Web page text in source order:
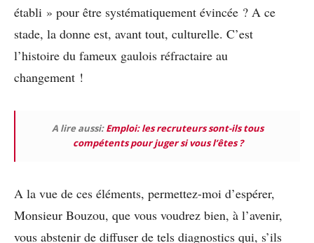
établi » pour être systématiquement évincée ? A ce
stade, la donne est, avant tout, culturelle. C’est
l’histoire du fameux gaulois réfractaire au
changement !
A lire aussi:Emploi: les recruteurs sont-ils tous
compétents pour juger si vous l’êtes ?
A la vue de ces éléments, permettez-moi d’espérer,
Monsieur Bouzou, que vous voudrez bien, à l’avenir,
vous abstenir de diffuser de tels diagnostics qui, s’ils